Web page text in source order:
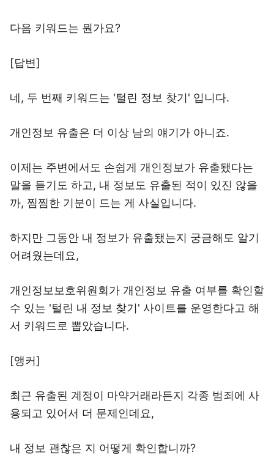
다음 키워드는 뭔가요?
[답변]
네, 두 번째 키워드는 '털린 정보 찾기' 입니다.
개인정보 유출은 더 이상 남의 얘기가 아니죠.
이제는 주변에서도 손쉽게 개인정보가 유출됐다는
말을 듣기도 하고, 내 정보도 유출된 적이 있진 않을
까, 찜찜한 기분이 드는 게 사실입니다.
하지만 그동안 내 정보가 유출됐는지 궁금해도 알기
어려웠는데요,
개인정보보호위원회가 개인정보 유출 여부를 확인할
수 있는 '털린 내 정보 찾기' 사이트를 운영한다고 해
서 키워드로 뽑았습니다.
[앵커]
최근 유출된 계정이 마약거래라든지 각종 범죄에 사
용되고 있어서 더 문제인데요,
내 정보 괜찮은 지 어떻게 확인합니까?